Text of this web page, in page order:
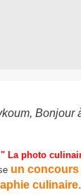
Bonjour
" La photo
un concours
culinaire.